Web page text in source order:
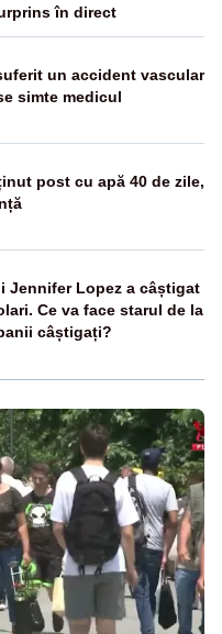
în direct
un accident vascular
simte medicul
post cu apă 40 de zile,
Jennifer Lopez a câștigat
Ce va face starul de la
câștigați?